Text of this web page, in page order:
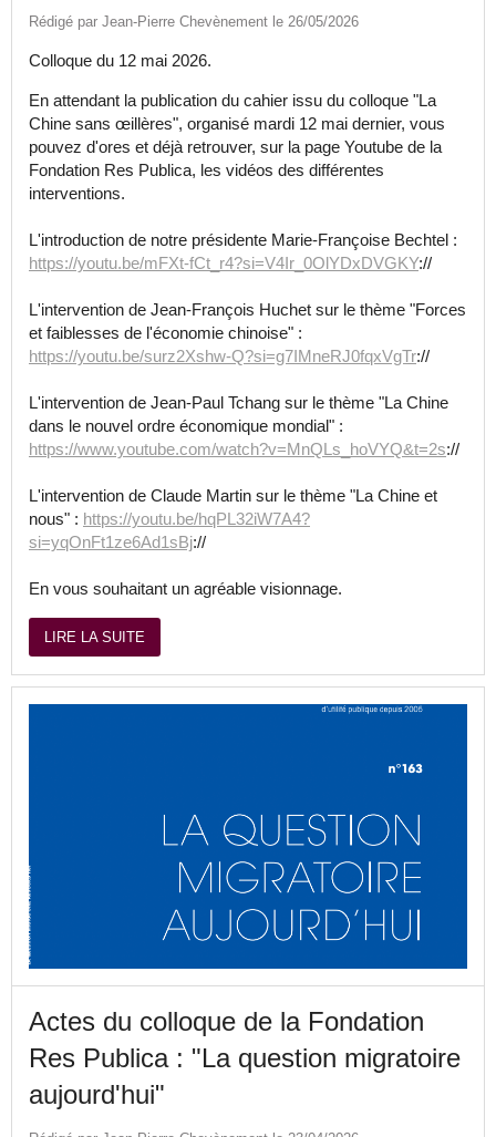
Rédigé par Jean-Pierre Chevènement le 26/05/2026
Colloque du 12 mai 2026.
En attendant la publication du cahier issu du colloque "La
Chine sans œillères", organisé mardi 12 mai dernier, vous
pouvez d'ores et déjà retrouver, sur la page Youtube de la
Fondation Res Publica, les vidéos des différentes
interventions.
L'introduction de notre présidente Marie-Françoise Bechtel :
https://youtu.be/mFXt-fCt_r4?si=V4Ir_0OlYDxDVGKY://
L'intervention de Jean-François Huchet sur le thème "Forces
et faiblesses de l'économie chinoise" :
https://youtu.be/surz2Xshw-Q?si=g7IMneRJ0fqxVgTr://
L'intervention de Jean-Paul Tchang sur le thème "La Chine
dans le nouvel ordre économique mondial" :
https://www.youtube.com/watch?v=MnQLs_hoVYQ&t=2s://
L'intervention de Claude Martin sur le thème "La Chine et
nous" : https://youtu.be/hqPL32iW7A4?
si=yqOnFt1ze6Ad1sBj://
En vous souhaitant un agréable visionnage.
LIRE LA SUITE
Actes du colloque de la Fondation
Res Publica : "La question migratoire
aujourd'hui"